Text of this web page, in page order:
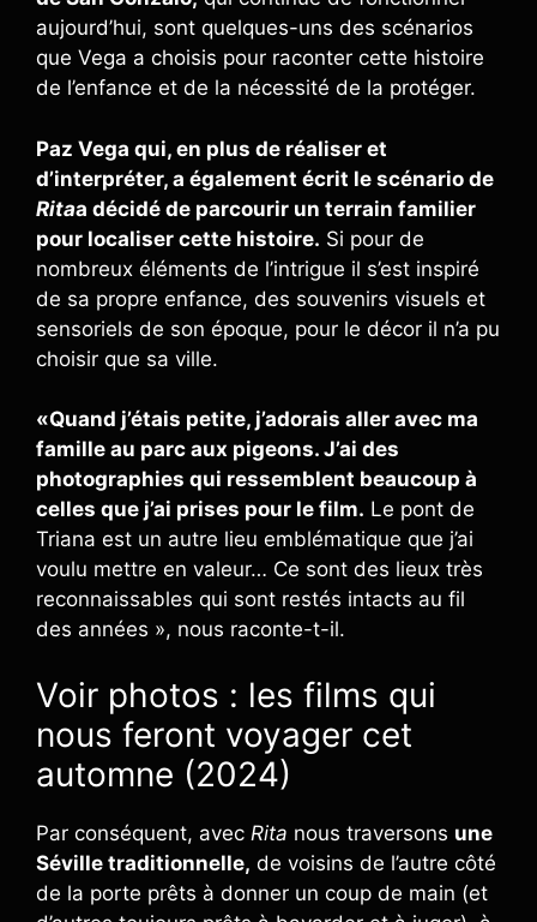
aujourd’hui, sont quelques-uns des scénarios
que Vega a choisis pour raconter cette histoire
de l’enfance et de la nécessité de la protéger.
Paz Vega qui, en plus de réaliser et
d’interpréter, a également écrit le scénario de
Ritaa décidé de parcourir un terrain familier
pour localiser cette histoire. Si pour de
nombreux éléments de l’intrigue il s’est inspiré
de sa propre enfance, des souvenirs visuels et
sensoriels de son époque, pour le décor il n’a pu
choisir que sa ville.
«Quand j’étais petite, j’adorais aller avec ma
famille au parc aux pigeons. J’ai des
photographies qui ressemblent beaucoup à
celles que j’ai prises pour le film. Le pont de
Triana est un autre lieu emblématique que j’ai
voulu mettre en valeur… Ce sont des lieux très
reconnaissables qui sont restés intacts au fil
des années », nous raconte-t-il.
Voir photos : les films qui
nous feront voyager cet
automne (2024)
Par conséquent, avec Rita nous traversons une
Séville traditionnelle, de voisins de l’autre côté
de la porte prêts à donner un coup de main (et